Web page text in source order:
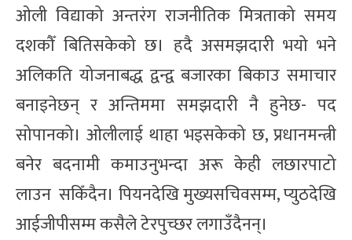
ओली विद्याको अन्तरंग राजनीतिक मित्रताको समय
दशकौँ बितिसकेको छ। हदै असमझदारी भयो भने
अलिकति योजनाबद्ध द्वन्द्व बजारका बिकाउ समाचार
बनाइनेछन् र अन्तिममा समझदारी नै हुनेछ- पद
सोपानको। ओलीलाई थाहा भइसकेको छ, प्रधानमन्त्री
बनेर बदनामी कमाउनुभन्दा अरू केही लछारपाटो
लाउन सकिँदैन। पियनदेखि मुख्यसचिवसम्म, प्युठदेखि
आईजीपीसम्म कसैले टेरपुच्छर लगाउँदैनन्।